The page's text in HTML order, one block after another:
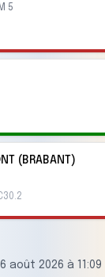
5
(BRABANT)
6 août 2026 à